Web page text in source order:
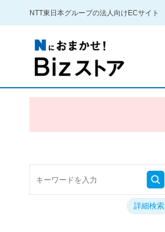
NTT東日本グループの法人向けECサイト
詳細検索